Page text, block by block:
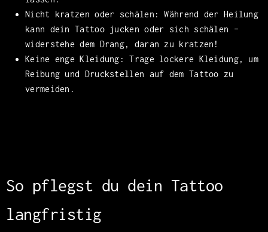
Nicht kratzen oder schälen: Während der Heilung
kann dein Tattoo jucken oder sich schälen –
widerstehe dem Drang, daran zu kratzen!
Keine enge Kleidung: Trage lockere Kleidung, um
Reibung und Druckstellen auf dem Tattoo zu
vermeiden.
So pflegst du dein Tattoo
langfristig